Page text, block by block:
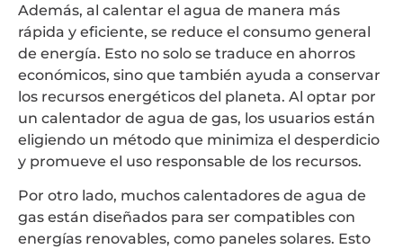
Además, al calentar el agua de manera más
rápida y eficiente, se reduce el consumo general
de energía. Esto no solo se traduce en ahorros
económicos, sino que también ayuda a conservar
los recursos energéticos del planeta. Al optar por
un calentador de agua de gas, los usuarios están
eligiendo un método que minimiza el desperdicio
y promueve el uso responsable de los recursos.
Por otro lado, muchos calentadores de agua de
gas están diseñados para ser compatibles con
energías renovables, como paneles solares. Esto